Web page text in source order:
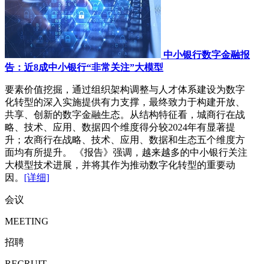
中小银行数字金融报
告：近8成中小银行“非常关注”大模型
要素价值挖掘，通过组织架构调整与人才体系建设为数字
化转型的深入实施提供有力支撑，最终致力于构建开放、
共享、创新的数字金融生态。从结构特征看，城商行在战
略、技术、应用、数据四个维度得分较2024年有显著提
升；农商行在战略、技术、应用、数据和生态五个维度方
面均有所提升。 《报告》强调，越来越多的中小银行关注
大模型技术进展，并将其作为推动数字化转型的重要动
因。 [详细]
会议
MEETING
招聘